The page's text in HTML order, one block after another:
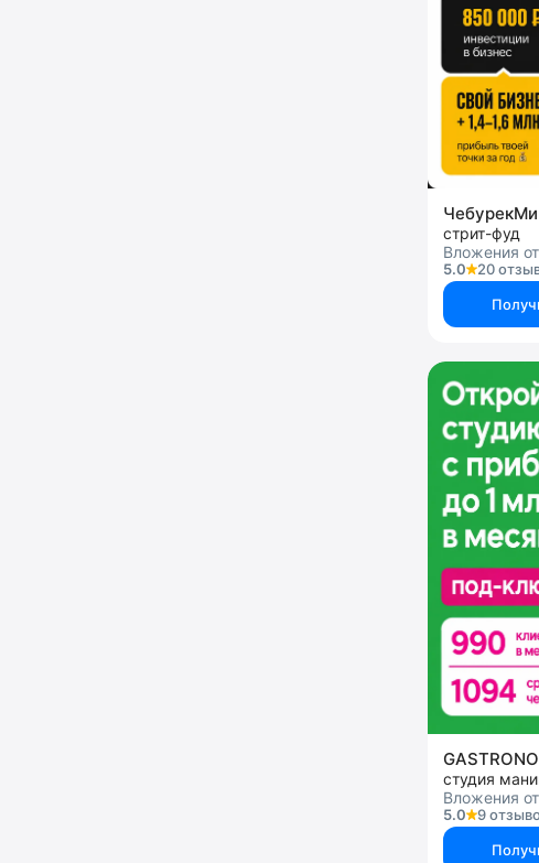
ЧебурекМи
стрит-фуд
Вложения
5.0
20
студия
Вложения
5.0
9